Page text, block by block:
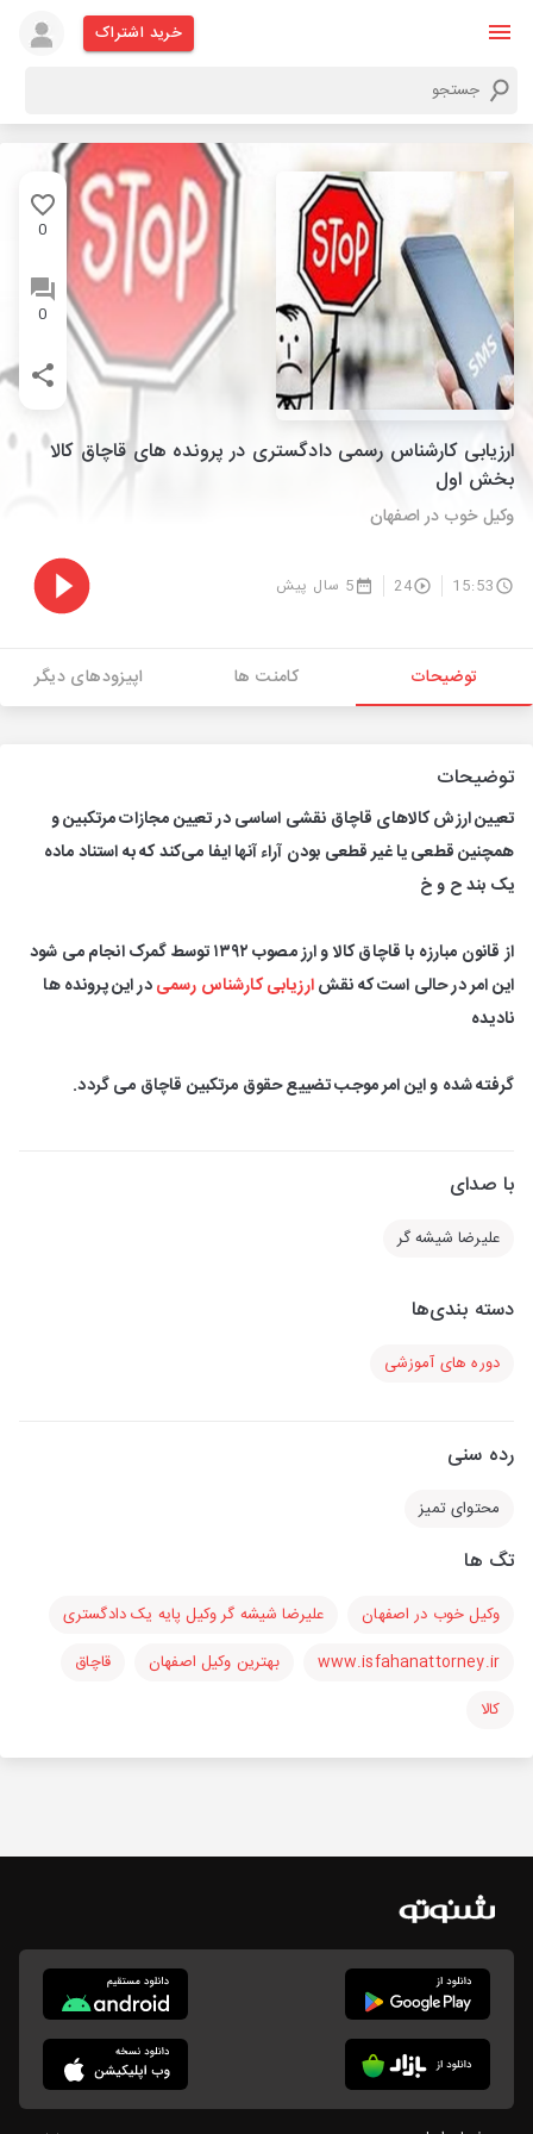
خرید اشتراک
0
0
ارزیابی کارشناس رسمی دادگستری در پرونده های قاچاق کالا
بخش اول
وکیل خوب در اصفهان
15:53
24 5 سال پیش
توضیحات کامنت ها اپیزودهای دیگر
توضیحات
تعیین ارزش کالاهای قاچاق نقشی اساسی در تعیین مجازات مرتکبین و
همچنین قطعی یا غیر قطعی بودن آراء آنها ایفا می‌کند که به استناد ماده
یک بند ح و خ
از قانون مبارزه با قاچاق کالا و ارز مصوب ۱۳۹۲ توسط گمرک انجام می شود
این امر در حالی است که نقشارزیابی کارشناس رسمیدر این پرونده ها
نادیده
گرفته شده و این امر موجب تضییع حقوق مرتکبین قاچاق می گردد.
با صدای
علیرضا شیشه گر
دسته بندی‌ها
دوره های آموزشی
رده سنی
محتوای تمیز
تگ ها
وکیل خوب در اصفهان
علیرضا شیشه گر وکیل پایه یک دادگستری
www.isfahanattorney.ir
بهترین وکیل اصفهان
قاچاق
کالا